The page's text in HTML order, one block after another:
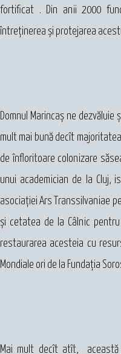
fortificat . Din anii 2000
întreţinerea şi protejarea
Domnul Marincaș ne
mult mai bună decît
de înfloritoare colonizare
unui academician de la Cluj,
asociaţiei Ars Transsilvaniae
şi cetatea de la Câlnic
restaurarea acesteia cu
Mondiale ori de la Fundaţia
Mai mult decît atît,